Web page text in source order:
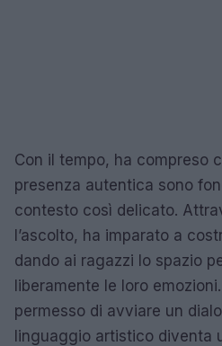
Con il tempo, ha compreso
presenza autentica sono
contesto così delicato.
l’ascolto, ha imparato a
dando ai ragazzi lo spazio
liberamente le loro
permesso di avviare un
linguaggio artistico diventa